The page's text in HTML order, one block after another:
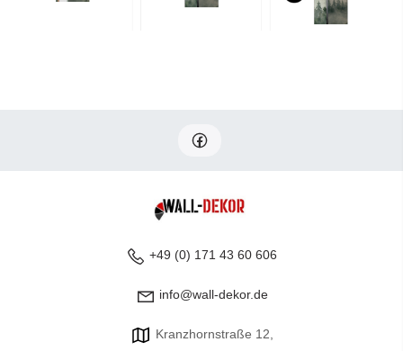
+49 (0) 171 43 60 606
info@wall-dekor.de
Kranzhornstraße 12,